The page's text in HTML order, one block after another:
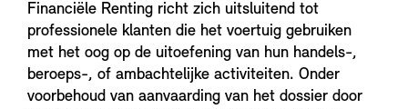
Financiële Renting richt zich uitsluitend tot
professionele klanten die het voertuig gebruiken
met het oog op de uitoefening van hun handels-,
beroeps-, of ambachtelijke activiteiten. Onder
voorbehoud van aanvaarding van het dossier door